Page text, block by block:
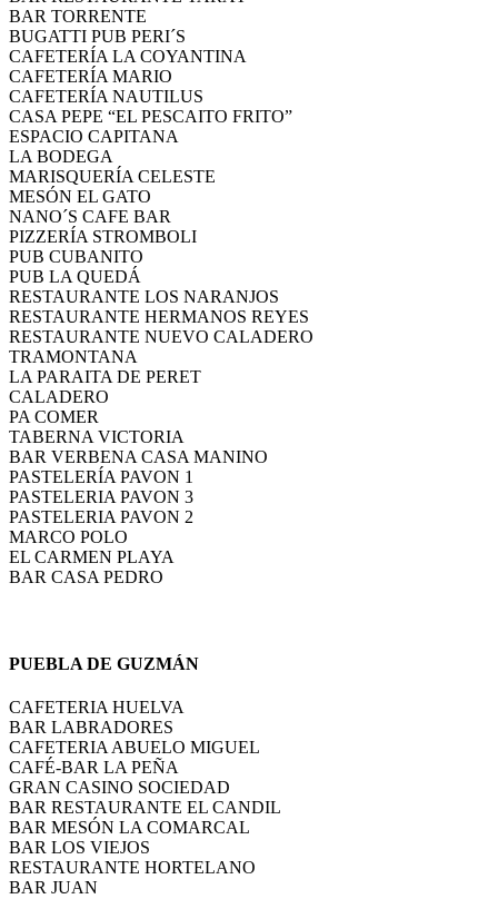
BAR TORRENTE
BUGATTI PUB PERI´S
CAFETERÍA LA COYANTINA
CAFETERÍA MARIO
CAFETERÍA NAUTILUS
CASA PEPE “EL PESCAITO FRITO”
ESPACIO CAPITANA
LA BODEGA
MARISQUERÍA CELESTE
MESÓN EL GATO
NANO´S CAFE BAR
PIZZERÍA STROMBOLI
PUB CUBANITO
PUB LA QUEDÁ
RESTAURANTE LOS NARANJOS
RESTAURANTE HERMANOS REYES
RESTAURANTE NUEVO CALADERO
TRAMONTANA
LA PARAITA DE PERET
CALADERO
PA COMER
TABERNA VICTORIA
BAR VERBENA CASA MANINO
PASTELERÍA PAVON 1
PASTELERIA PAVON 3
PASTELERIA PAVON 2
MARCO POLO
EL CARMEN PLAYA
BAR CASA PEDRO
PUEBLA DE GUZMÁN
CAFETERIA HUELVA
BAR LABRADORES
CAFETERIA ABUELO MIGUEL
CAFÉ-BAR LA PEÑA
GRAN CASINO SOCIEDAD
BAR RESTAURANTE EL CANDIL
BAR MESÓN LA COMARCAL
BAR LOS VIEJOS
RESTAURANTE HORTELANO
BAR JUAN